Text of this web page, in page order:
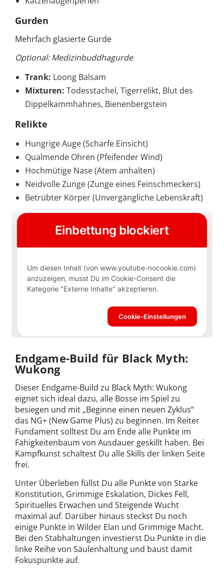
Gurden
Mehrfach glasierte Gurde
Optional: Medizinbuddhagurde
Trank: Loong Balsam
Mixturen: Todesstachel, Tigerrelikt, Blut des
Dippelkammhahnes, Bienenbergstein
Relikte
Hungrige Auge (Scharfe Einsicht)
Qualmende Ohren (Pfeifender Wind)
Hochmütige Nase (Atem anhalten)
Neidvolle Zunge (Zunge eines Feinschmeckers)
Betrübter Körper (Unvergängliche Lebenskraft)
Endgame-Build für Black Myth:
Wukong
Dieser Endgame-Build zu Black Myth: Wukong
eignet sich ideal dazu, alle Bosse im Spiel zu
besiegen und mit „Beginne einen neuen Zyklus“
das NG+ (New Game Plus) zu beginnen. Im Reiter
Fundament solltest Du am Ende alle Punkte im
Fähigkeitenbaum von Ausdauer geskillt haben. Bei
Kampfkunst schaltest Du alle Skills der linken Seite
frei.
Unter Überleben füllst Du alle Punkte von Starke
Konstitution, Grimmige Eskalation, Dickes Fell,
Spirituelles Erwachen und Steigende Wucht
maximal auf. Darüber hinaus steckst Du noch
einige Punkte in Wilder Elan und Grimmige Macht.
Bei den Stabhaltungen investierst Du Punkte in die
linke Reihe von Säulenhaltung und baust damit
Fokuspunkte auf.